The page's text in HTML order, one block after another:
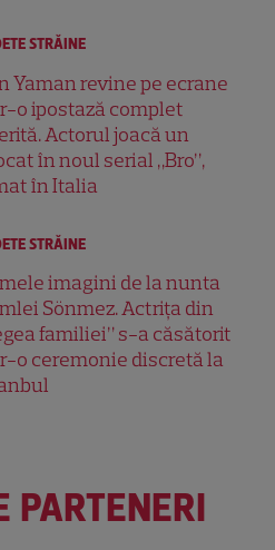
STRĂINE
Yaman revine pe ecrane
o ipostază complet
Actorul joacă un
în noul serial „Bro”,
în Italia
STRĂINE
imagini de la nunta
Sönmez. Actrița din
familiei” s-a căsătorit
o ceremonie discretă la
PARTENERI